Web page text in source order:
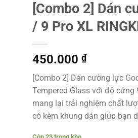
[Combo 2] Dán
/ 9 Pro XL
450.000 ₫
[Combo 2] Dán cường lực
Tempered Glass với độ
mang lại trải nghiệm chất
có kèm khung dán giúp bạn